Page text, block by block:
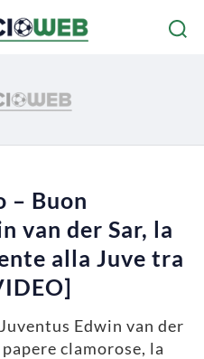
– Buon
van der Sar, la
alla Juve tra
Edwin van der
clamorose, la